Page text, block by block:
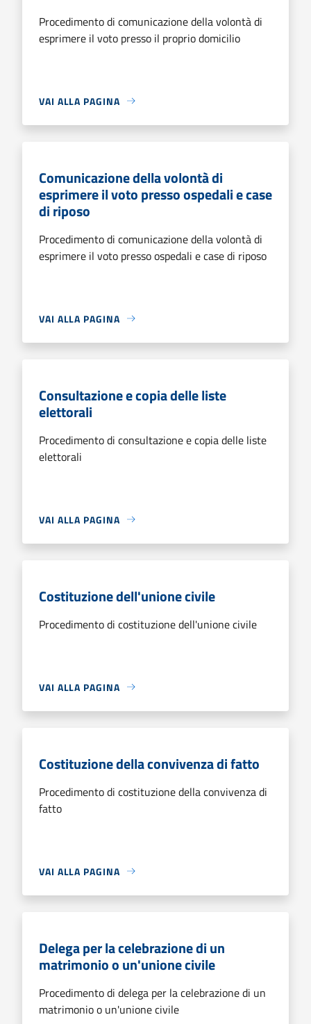
Procedimento di comunicazione della volontà di
esprimere il voto presso il proprio domicilio
VAI ALLA PAGINA
Comunicazione della volontà di
esprimere il voto presso ospedali e case
di riposo
Procedimento di comunicazione della volontà di
esprimere il voto presso ospedali e case di riposo
VAI ALLA PAGINA
Consultazione e copia delle liste
elettorali
Procedimento di consultazione e copia delle liste
elettorali
VAI ALLA PAGINA
Costituzione dell'unione civile
Procedimento di costituzione dell'unione civile
VAI ALLA PAGINA
Costituzione della convivenza di fatto
Procedimento di costituzione della convivenza di
fatto
VAI ALLA PAGINA
Delega per la celebrazione di un
matrimonio o un'unione civile
Procedimento di delega per la celebrazione di un
matrimonio o un'unione civile